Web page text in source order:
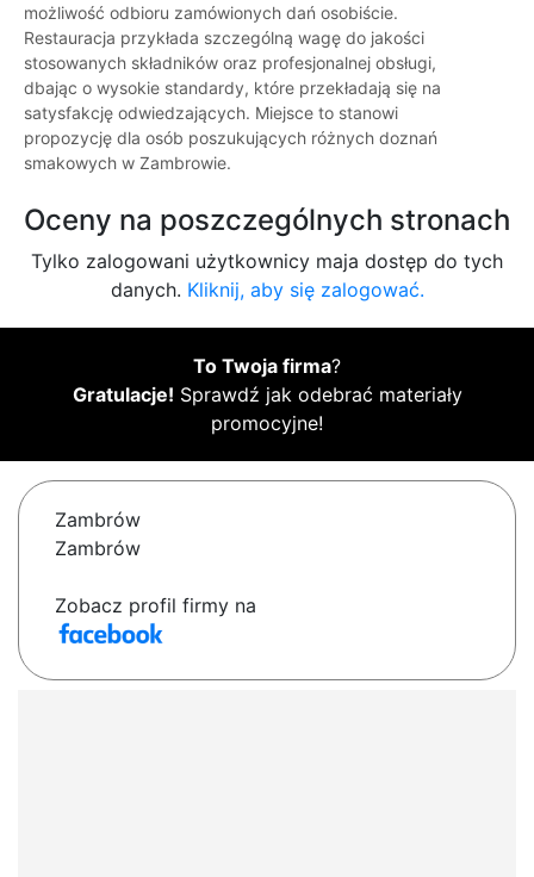
możliwość odbioru zamówionych dań osobiście.
Restauracja przykłada szczególną wagę do jakości
stosowanych składników oraz profesjonalnej obsługi,
dbając o wysokie standardy, które przekładają się na
satysfakcję odwiedzających. Miejsce to stanowi
propozycję dla osób poszukujących różnych doznań
smakowych w Zambrowie.
Oceny na poszczególnych stronach
Tylko zalogowani użytkownicy maja dostęp do tych
danych. Kliknij, aby się zalogować.
To Twoja firma?
Gratulacje! Sprawdź jak odebrać materiały
promocyjne!
Zambrów
Zambrów
Zobacz profil firmy na